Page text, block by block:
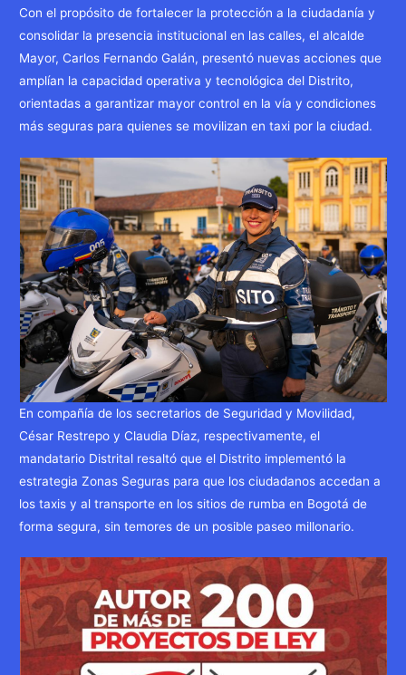
Con el propósito de fortalecer la protección a la ciudadanía y
consolidar la presencia institucional en las calles, el alcalde
Mayor, Carlos Fernando Galán, presentó nuevas acciones que
amplían la capacidad operativa y tecnológica del Distrito,
orientadas a garantizar mayor control en la vía y condiciones
más seguras para quienes se movilizan en taxi por la ciudad.
En compañía de los secretarios de Seguridad y Movilidad,
César Restrepo y Claudia Díaz, respectivamente, el
mandatario Distrital resaltó que el Distrito implementó la
estrategia Zonas Seguras para que los ciudadanos accedan a
los taxis y al transporte en los sitios de rumba en Bogotá de
forma segura, sin temores de un posible paseo millonario.